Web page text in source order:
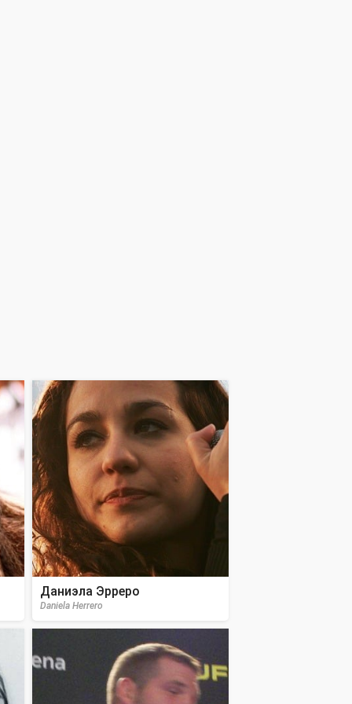
Даниэла Эрреро
Daniela Herrero